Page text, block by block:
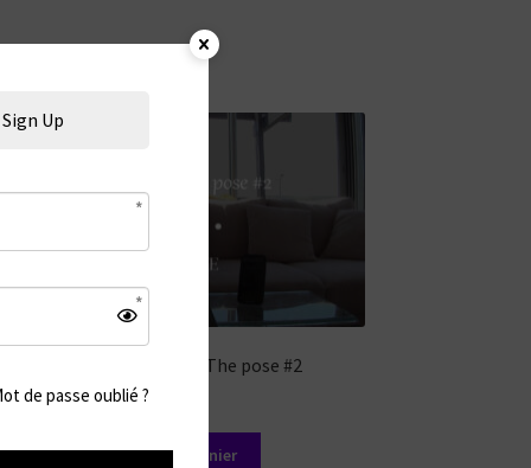
30 secondes Feet in The pose #2
Ajouter au panier
Sign Up
de passe oublié ?